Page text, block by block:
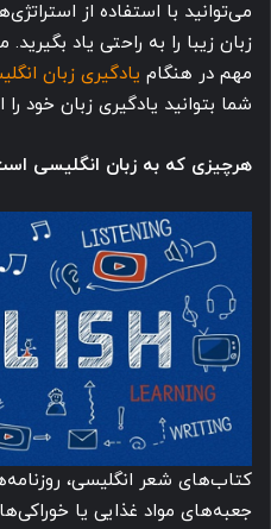
می‌توانید با استفاده از
زبان زیبا را به راحتی یاد
مهم در هنگام یادگیری زبان
شما بتوانید یادگیری زبان خود
‌هرچیزی که به زبان انگلیسی
کتاب‌های شعر انگلیسی،
جعبه‌های مواد غذایی یا